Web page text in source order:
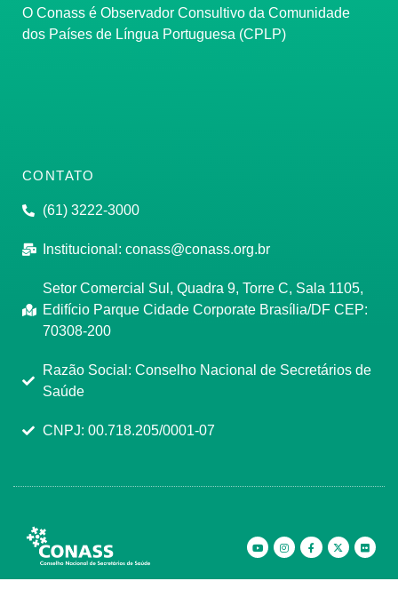
O Conass é Observador Consultivo da Comunidade
dos Países de Língua Portuguesa (CPLP)
CONTATO
(61) 3222-3000
Institucional: conass@conass.org.br
Setor Comercial Sul, Quadra 9, Torre C, Sala 1105,
Edifício Parque Cidade Corporate Brasília/DF CEP:
70308-200
Razão Social: Conselho Nacional de Secretários de
Saúde
CNPJ: 00.718.205/0001-07